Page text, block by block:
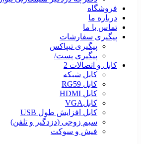
فروشگاه
درباره ما
تماس با ما
پیگیری سفارشات
پیگیری تیپاکس
پیگیری پست/
کابل و اتصالات 2
کابل شبکه
کابل RG59
کابل HDMI
کابلVGA
کابل افزایش طول USB
سیم زوجی (دزدگیر و تلفن)
فیش و سوکت